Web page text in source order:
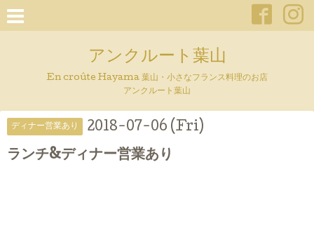
アンクルート葉山
En croûte Hayama 葉山・小さなフランス料理のお店
アンクルート葉山
ディナー営業あり 2018-07-06 (Fri)
ランチ&ディナー営業あり